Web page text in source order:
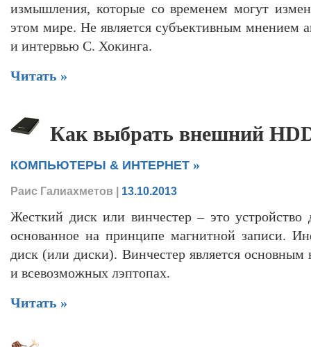
измышления, которые со временем могут
этом мире. Не является субъективным мнением
и интервью С. Хокинга.
Читать »
Как выбрать внешний
КОМПЬЮТЕРЫ & ИНТЕРНЕТ »
Раис Галиахметов | 13.10.2013
Жесткий диск или винчестер – это
основанное на принципе магнитной записи.
диск (или диски). Винчестер является
и всевозможных лэптопах.
Читать »